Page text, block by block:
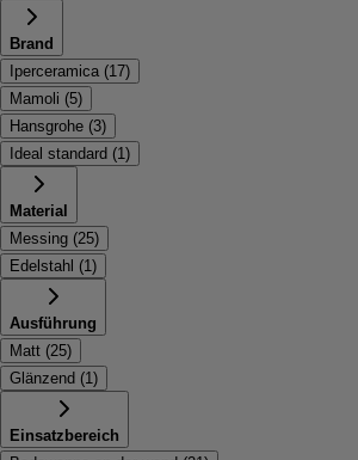
Brand
Iperceramica (17)
Mamoli (5)
Hansgrohe (3)
Ideal standard (1 )
Material
Messing (25)
Edelstahl (1 )
Ausführung
Matt (25)
Glänzend (1 )
Einsatzbereich